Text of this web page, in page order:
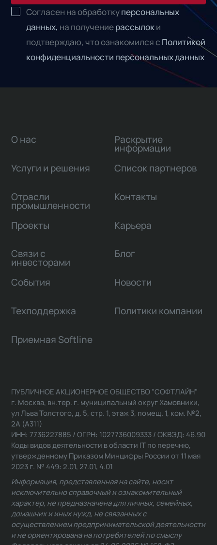
Согласен на обработкуперсональных
данных, на получениерассылоки
подтверждаю, что ознакомился с Политикой
конфиденциальности персональных данных
О нас
Услуги и решения
Отрасли
промышленности
Проекты
Связи с
инвесторами
Раскрытие
информации
Список партнеров
Контакты
Карьера
Блог
События Новости
Техподдержка Политики компании
Приемная Softline
ПУБЛИЧНОЕ АКЦИОНЕРНОЕ ОБЩЕСТВО "СОФТЛАЙН"
г. Москва, вн.тер. г. муниципальный округ Хамовники,
ул Льва Толстого, д. 5, стр. 1, этаж 3, помещ. 1, ком. №2,
2А (А311)
ИНН: 7736227885 / ОГРН: 1027736009333 / ОКВЭД: 46.90
Коды видов деятельности в области IT по перечню,
утвержденному Приказом Минцифры России от 11 мая
2023 г. № 449: 2.01, 27.01, 4.01
Информация, представленная на сайте, носит
исключительно справочный и ознакомительный
характер, не предназначена для личных, семейных,
домашних и иных нужд, не связанных с
осуществлением предпринимательской деятельности
и не ориентирована на потребителей по смыслу